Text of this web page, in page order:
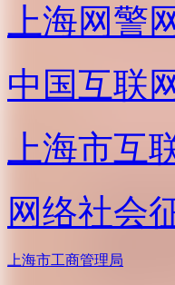
上海网警
中国互联
上海市互
网络社会
上海市工商管理局